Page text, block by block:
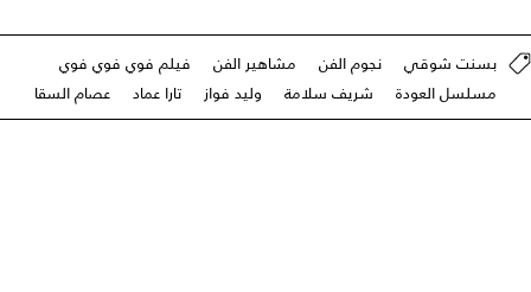
بسنت شوقي نجوم الفن مشاهير الفن
فيلم فوي فوي فوي
مسلسل العودة
شريف سلامة وليد فواز تارا عماد عصام السقا